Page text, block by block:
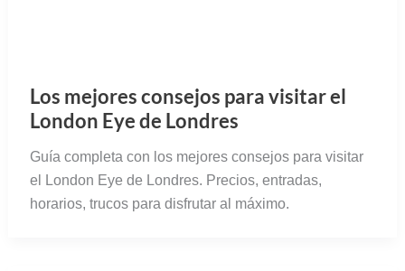
Los mejores consejos para visitar el
London Eye de Londres
Guía completa con los mejores consejos para visitar
el London Eye de Londres. Precios, entradas,
horarios, trucos para disfrutar al máximo.